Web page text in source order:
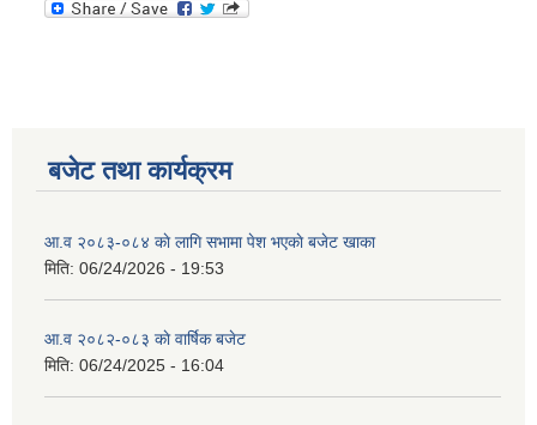
बजेट तथा कार्यक्रम
आ.व २०८३-०८४ काे लागि सभामा पेश भएकाे बजेट खाका
मिति: 06/24/2026 - 19:53
आ.व २०८२-०८३ काे वार्षिक बजेट
मिति: 06/24/2025 - 16:04